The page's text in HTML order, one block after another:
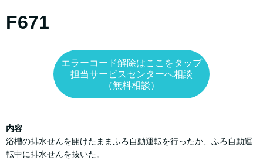
F671
エラーコード解除はここをタップ
担当サービスセンターへ相談
（無料相談）
内容
浴槽の排水せんを開けたままふろ自動運転を行ったか、ふろ自動運
転中に排水せんを抜いた。